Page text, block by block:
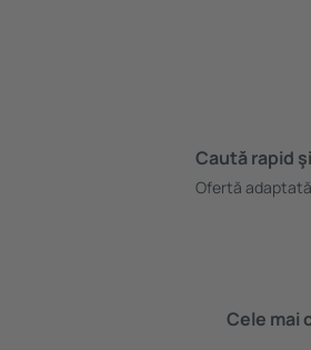
Caută rapid
Ofertă
Cele mai